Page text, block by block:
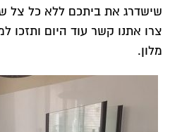
שישדרג את ביתכם ללא כל
צרו אתנו קשר עוד היום ותזכו
מלון.